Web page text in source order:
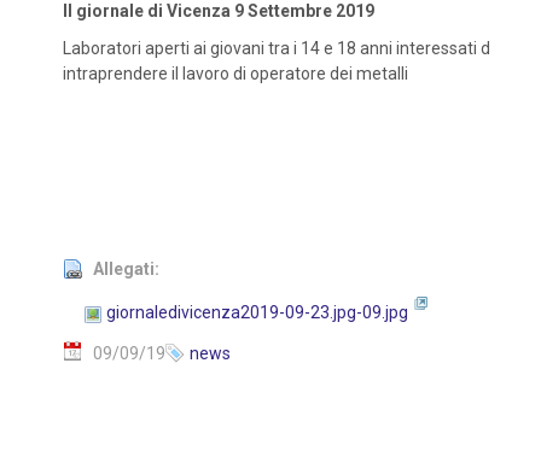
Il giornale di Vicenza 9 Settembre 2019
Laboratori aperti ai giovani tra i 14 e 18 anni interessati d
intraprendere il lavoro di operatore dei metalli
Allegati:
giornaledivicenza2019-09-23.jpg-09.jpg
09/09/19 news